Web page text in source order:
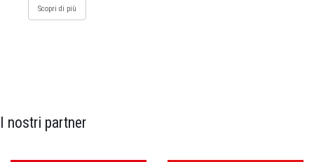
Scopri di più
I nostri partner